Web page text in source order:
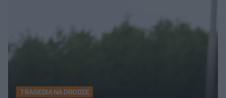
TRAGEDIA NA DRODZE